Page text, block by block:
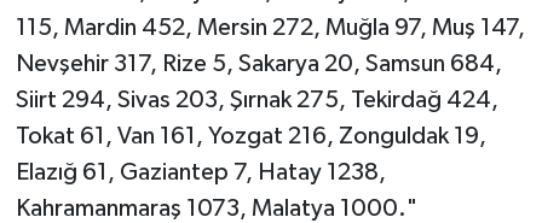
115, Mardin 452, Mersin 272, Muğla 97, Muş 147,
Nevşehir 317, Rize 5, Sakarya 20, Samsun 684,
Siirt 294, Sivas 203, Şırnak 275, Tekirdağ 424,
Tokat 61, Van 161, Yozgat 216, Zonguldak 19,
Elazığ 61, Gaziantep 7, Hatay 1238,
Kahramanmaraş 1073, Malatya 1000."